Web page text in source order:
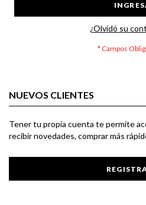
¿Olvidó su
NUEVOS CLIENTES
Tener tu propia cuenta te permite
recibir novedades, comprar más